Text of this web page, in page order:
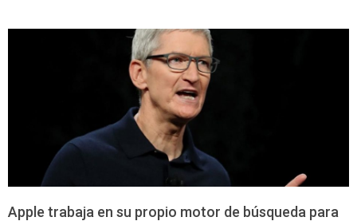
Apple trabaja en su propio motor de búsqueda para